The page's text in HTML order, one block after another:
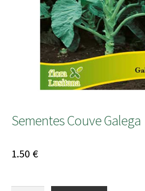
Sementes Couve Galega
1.50 €